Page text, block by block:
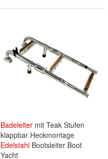
Badeleiter mit Teak Stufen
klappbar Heckmontage
Edelstahl Bootsleiter Boot
Yacht